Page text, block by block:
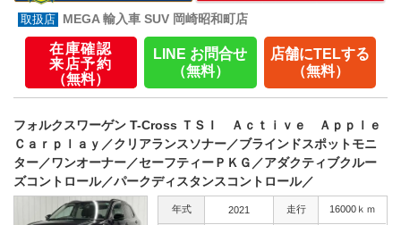
MEGA 輸入車 SUV 岡崎昭和町店
在庫確認
来店予約
（無料）
LINE お問合せ
（無料）
店舗にTELする
（無料）
フォルクスワーゲン T-Cross ＴＳＩ Ａｃｔｉｖｅ Ａｐｐｌｅ
Ｃａｒｐｌａｙ／クリアランスソナー／ブラインドスポットモニ
ター／ワンオーナー／セーフティーＰＫＧ／アダクティブクルー
ズコントロール／パークディスタンスコントロール／
年式 2021 走行 16000ｋｍ